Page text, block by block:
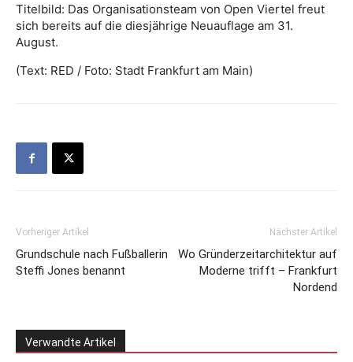
Titelbild: Das Organisationsteam von Open Viertel freut
sich bereits auf die diesjährige Neuauflage am 31.
August.
(Text: RED / Foto: Stadt Frankfurt am Main)
Vorheriger Artikel
Grundschule nach Fußballerin
Steffi Jones benannt
Nächster Artikel
Wo Gründerzeitarchitektur auf
Moderne trifft – Frankfurt
Nordend
Verwandte Artikel